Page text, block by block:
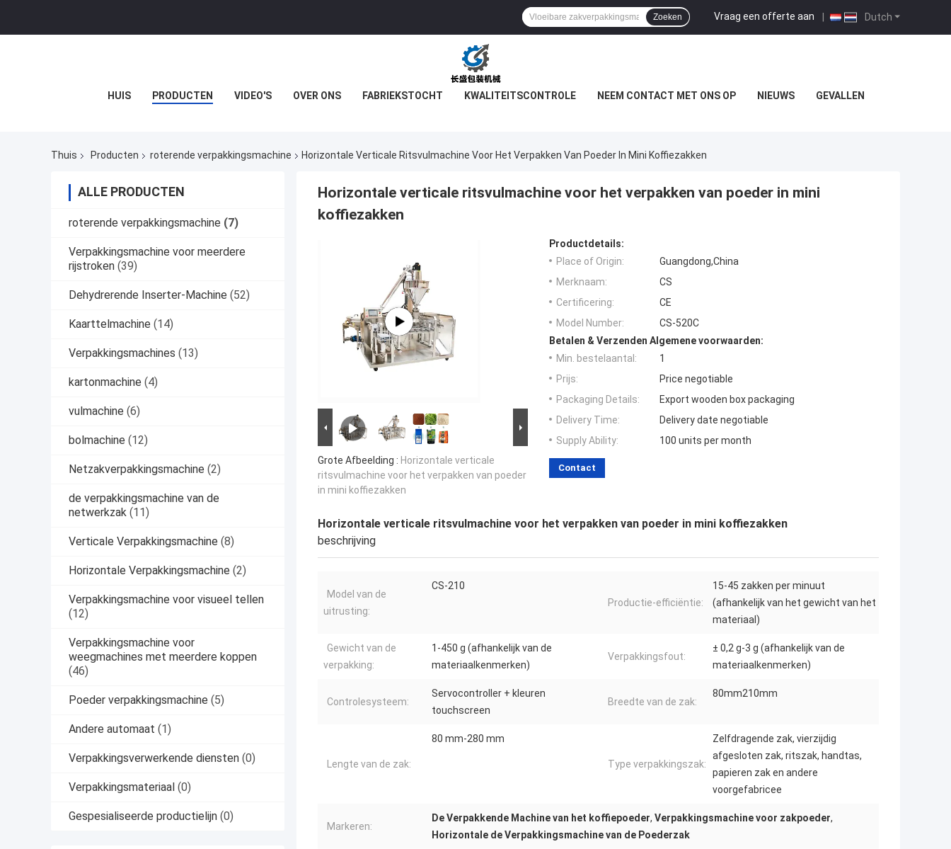
Dutch
Vraag een offerte aan |
Zoeken
HUIS PRODUCTEN VIDEO'S OVER ONS FABRIEKSTOCHT KWALITEITSCONTROLE NEEM CONTACT MET ONS OP NIEUWS GEVALLEN
Thuis Producten roterende verpakkingsmachine Horizontale Verticale Ritsvulmachine Voor Het Verpakken Van Poeder In Mini Koffiezakken
ALLE PRODUCTEN
roterende verpakkingsmachine (7)
Verpakkingsmachine voor meerdere
rijstroken (39)
Dehydrerende Inserter-Machine (52)
Kaarttelmachine (14)
Verpakkingsmachines (13)
kartonmachine (4)
vulmachine (6)
bolmachine (12)
Netzakverpakkingsmachine (2)
de verpakkingsmachine van de
netwerkzak (11)
Verticale Verpakkingsmachine (8)
Horizontale Verpakkingsmachine (2)
Verpakkingsmachine voor visueel tellen
(12)
Verpakkingsmachine voor
weegmachines met meerdere koppen
(46)
Poeder verpakkingsmachine (5)
Andere automaat (1)
Verpakkingsverwerkende diensten (0)
Verpakkingsmateriaal (0)
Gespesialiseerde productielijn (0)
Horizontale verticale ritsvulmachine voor het verpakken van poeder in mini
koffiezakken
Grote Afbeelding : Horizontale verticale
ritsvulmachine voor het verpakken van poeder
in mini koffiezakken
Productdetails:
Place of Origin:
Guangdong,China
Merknaam:
CS
Certificering:
CE
Model Number:
CS-520C
Betalen & Verzenden Algemene voorwaarden:
Min. bestelaantal:
1
Prijs:
Price negotiable
Packaging Details:
Export wooden box packaging
Delivery Time:
Delivery date negotiable
Supply Ability:
100 units per month
Contact
Horizontale verticale ritsvulmachine voor het verpakken van poeder in mini koffiezakken
beschrijving
Model van de
uitrusting:
CS-210
Productie-efficiëntie:
15-45 zakken per minuut
(afhankelijk van het gewicht van het
materiaal)
Gewicht van de
verpakking:
1-450 g (afhankelijk van de
materiaalkenmerken)
Verpakkingsfout:
± 0,2 g-3 g (afhankelijk van de
materiaalkenmerken)
Controlesysteem:
Servocontroller + kleuren
touchscreen
Breedte van de zak:
80mm210mm
Lengte van de zak:
80 mm-280 mm
Type verpakkingszak:
Zelfdragende zak, vierzijdig
afgesloten zak, ritszak, handtas,
papieren zak en andere
voorgefabricee
Markeren:
De Verpakkende Machine van het koffiepoeder, Verpakkingsmachine voor zakpoeder,
Horizontale de Verpakkingsmachine van de Poederzak